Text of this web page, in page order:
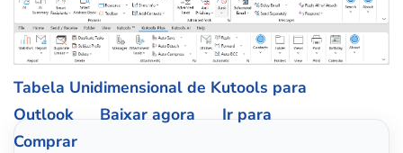
Tabela Unidimensional de Kutools para
Outlook
Baixar agora
Ir para
Comprar